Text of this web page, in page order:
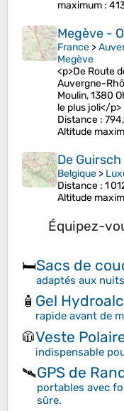
maximum :
Megève -
France >
Megève
<p>De Route
Auvergne-
Moulin, 1380
le plus joli</p>
Distance :
Altitude
De
Belgique >
Distance : 1
Altitude
Équipez-
🛏️Sacs de
adaptés aux
🧴 Gel
rapide avant de
🧥Veste
indispensable
🛰️GPS de
portables avec
sûre.